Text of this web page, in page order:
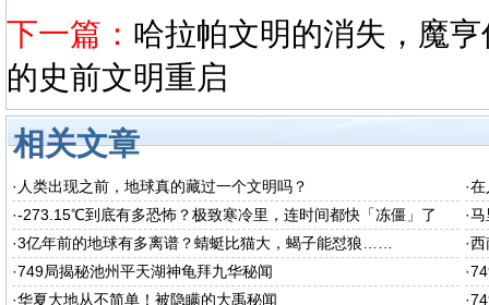
下一篇： 哈拉帕文明的消失，魔
的史前文明重启
相关文章
· 人类出现之前，地球真的藏过一个文明吗？ ·在
·-273.15℃到底有多恐怖？极致寒冷里，连时间都快「冻僵」了 ·马
·3亿年前的地球有多离谱？蜻蜓比猫大，蝎子能怼狼…… ·西
秘
·749局揭秘池州平天湖神龟拜九华秘闻 ·
·华夏大地从不简单！被隐瞒的大禹秘闻 ·